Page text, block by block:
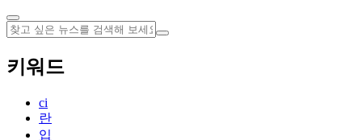
키워드
ci
란
입